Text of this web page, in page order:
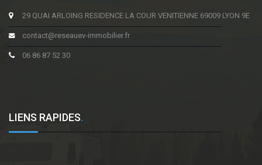
29 QUAI ARLOING RESIDENCE LA COUR VENITIENNE 69009 LYON 9E
contact@reseauev-immobilier.fr
06 86 87 52 30
LIENS RAPIDES.